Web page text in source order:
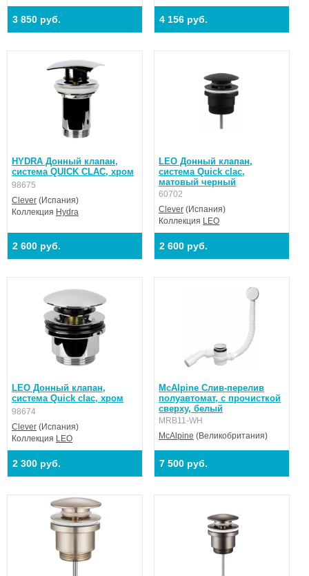
3 850 руб. 4 156 руб.
HYDRA Донный клапан,
система QUICK CLAC, хром
98675
Clever (Испания)
Коллекция Hydra
2 600 руб.
LEO Донный клапан,
система Quick clac,
матовый черный
60702
Clever (Испания)
Коллекция LEO
2 600 руб.
LEO Донный клапан,
система Quick clac, хром
98674
Clever (Испания)
Коллекция LEO
2 300 руб.
McAlpine Слив-перелив
полуавтомат, с прочисткой
сверху, белый
MRB11-WH
McAlpine (Великобритания)
7 500 руб.